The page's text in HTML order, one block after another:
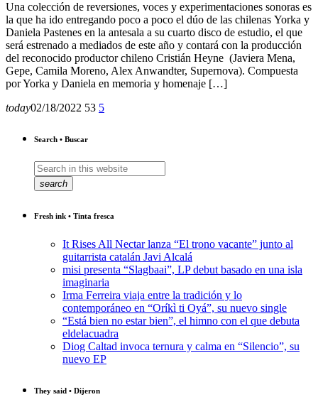
Una colección de reversiones, voces y experimentaciones sonoras es
la que ha ido entregando poco a poco el dúo de las chilenas Yorka y
Daniela Pastenes en la antesala a su cuarto disco de estudio, el que
será estrenado a mediados de este año y contará con la producción
del reconocido productor chileno Cristián Heyne (Javiera Mena,
Gepe, Camila Moreno, Alex Anwandter, Supernova). Compuesta
por Yorka y Daniela en memoria y homenaje […]
today02/18/2022 53 5
Search • Buscar
search
Fresh ink • Tinta fresca
It Rises All Nectar lanza “El trono vacante” junto al
guitarrista catalán Javi Alcalá
misi presenta “Slagbaai”, LP debut basado en una isla
imaginaria
Irma Ferreira viaja entre la tradición y lo
contemporáneo en “Oríkì ti Oyá”, su nuevo single
“Está bien no estar bien”, el himno con el que debuta
eldelacuadra
Diog Caltad invoca ternura y calma en “Silencio”, su
nuevo EP
They said • Dijeron